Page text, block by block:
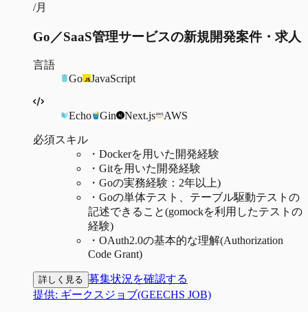
/月
Go／SaaS管理サービスの新規開発案件・求人
言語
Go
JavaScript
Echo Gin Next.js AWS
必須スキル
・ Dockerを用いた開発経験​
・ Gitを用いた開発経験​
・ Goの実務経験：2年以上)
・ Goの単体テスト、テーブル駆動テストの
記述できること(gomockを利用したテストの
経験)​
・ OAuth2.0の基本的な理解(Authorization
Code Grant)​
詳しく見る 募集状況を確認する
提供: ギークスジョブ(GEECHS JOB)